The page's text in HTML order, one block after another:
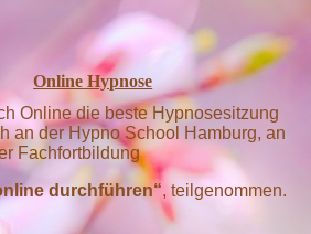
Online Hypnose
Online die beste Hypnosesitzung
an der Hypno School Hamburg, an
Fachfortbildung
durchführen“, teilgenommen.